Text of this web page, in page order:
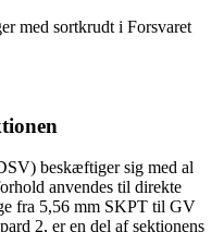
med sortkrudt i Forsvaret
beskæftiger sig med al
anvendes til direkte
fra 5,56 mm SKPT til GV
2, er en del af sektionens